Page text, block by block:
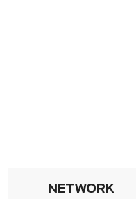
NETWORK